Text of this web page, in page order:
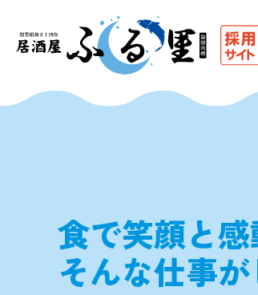
content
食で笑顔と感
そんな仕事が